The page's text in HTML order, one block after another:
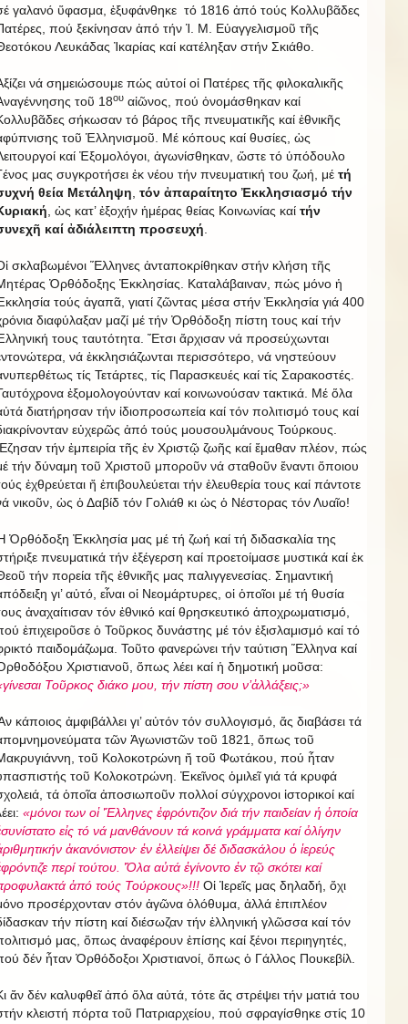
γαλανό ὕφασμα, ἐξυφάνθηκε τό 1816 ἀπό τούς Κολλυβᾶδες
πού ξεκίνησαν ἀπό τήν Ἱ. Μ. Εὐαγγελισμοῦ τῆς
Λευκάδας Ἰκαρίας καί κατέληξαν στήν Σκιάθο.
νά σημειώσουμε πώς αὐτοί οἱ Πατέρες τῆς φιλοκαλικῆς
τοῦ 18ου αἰῶνος, πού ὀνομάσθηκαν καί
σήκωσαν τό βάρος τῆς πνευματικῆς καί ἐθνικῆς
τοῦ Ἑλληνισμοῦ. Μέ κόπους καί θυσίες, ὡς
καί Ἐξομολόγοι, ἀγωνίσθηκαν, ὥστε τό ὑπόδουλο
μας συγκροτήσει ἐκ νέου τήν πνευματική του ζωή, μέ τή
θεία Μετάληψη τόν ἀπαραίτητο Ἐκκλησιασμό τήν
, ὡς κατ’ ἐξοχήν ἡμέρας θείας Κοινωνίας καί τήν
καί ἀδιάλειπτη προσευχή
σκλαβωμένοι Ἕλληνες ἀνταποκρίθηκαν στήν κλήση τῆς
Ὀρθόδοξης Ἐκκλησίας. Καταλάβαιναν, πώς μόνο ἡ
τούς ἀγαπᾶ, γιατί ζῶντας μέσα στήν Ἐκκλησία γιά 400
διαφύλαξαν μαζί μέ τήν Ὀρθόδοξη πίστη τους καί τήν
τους ταυτότητα. Ἔτσι ἄρχισαν νά προσεύχωνται
νά ἐκκλησιάζωνται περισσότερο, νά νηστεύουν
τίς Τετάρτες, τίς Παρασκευές καί τίς Σαρακοστές.
ἐξομολογούνταν καί κοινωνούσαν τακτικά. Μέ ὅλα
διατήρησαν τήν ἰδιοπροσωπεία καί τόν πολιτισμό τους καί
εὐχερῶς ἀπό τούς μουσουλμάνους Τούρκους.
τήν ἐμπειρία τῆς ἐν Χριστῷ ζωῆς καί ἔμαθαν πλέον, πώς
τήν δύναμη τοῦ Χριστοῦ μποροῦν νά σταθοῦν ἔναντι ὅποιου
ἐχθρεύεται ἤ ἐπιβουλεύεται τήν ἐλευθερία τους καί πάντοτε
νικοῦν, ὡς ὁ Δαβίδ τόν Γολιάθ κι ὡς ὁ Νέστορας τόν Λυαῖο!
Ὀρθόδοξη Ἐκκλησία μας μέ τή ζωή καί τή διδασκαλία της
πνευματικά τήν ἐξέγερση καί προετοίμασε μυστικά καί ἐκ
τήν πορεία τῆς ἐθνικῆς μας παλιγγενεσίας. Σημαντική
γι’ αὐτό, εἶναι οἱ Νεομάρτυρες, οἱ ὁποῖοι μέ τή θυσία
ἀναχαίτισαν τόν ἐθνικό καί θρησκευτικό ἀποχρωματισμό,
ἐπιχειροῦσε ὁ Τοῦρκος δυνάστης μέ τόν ἐξισλαμισμό καί τό
παιδομάζωμα. Τοῦτο φανερώνει τήν ταύτιση Ἕλληνα καί
Χριστιανοῦ, ὅπως λέει καί ἡ δημοτική μοῦσα:
Τοῦρκος διάκο μου, τήν πίστη σου ν’ἀλλάξεις;»
κάποιος ἀμφιβάλλει γι’ αὐτόν τόν συλλογισμό, ἄς διαβάσει τά
τῶν Ἀγωνιστῶν τοῦ 1821, ὅπως τοῦ
τοῦ Κολοκοτρώνη ἤ τοῦ Φωτάκου, πού ἦταν
τοῦ Κολοκοτρώνη. Ἐκεῖνος ὁμιλεῖ γιά τά κρυφά
τά ὁποῖα ἀποσιωποῦν πολλοί σύγχρονοι ἱστορικοί καί
«μόνοι των οἱ Ἕλληνες ἐφρόντιζον διά τήν παιδείαν ἡ ὁποία
εἰς τό νά μανθάνουν τά κοινά γράμματα καί ὀλίγην
ἀκανόνιστον ἐν ἐλλείψει δέ διδασκάλου ὁ ἱερεύς
περί τούτου. Ὅλα αὐτά ἐγίνοντο ἐν τῷ σκότει καί
ἀπό τούς Τούρκους»!!! Οἱ Ἱερεῖς μας δηλαδή, ὄχι
προσέρχονταν στόν ἀγῶνα ὁλόθυμα, ἀλλά ἐπιπλέον
τήν πίστη καί διέσωζαν τήν ἑλληνική γλῶσσα καί τόν
μας, ὅπως ἀναφέρουν ἐπίσης καί ξένοι περιηγητές,
δέν ἦταν Ὀρθόδοξοι Χριστιανοί, ὅπως ὁ Γάλλος Πουκεβίλ.
ἄν δέν καλυφθεῖ ἀπό ὅλα αὐτά, τότε ἄς στρέψει τήν ματιά του
κλειστή πόρτα τοῦ Πατριαρχείου, πού σφραγίσθηκε στίς 10